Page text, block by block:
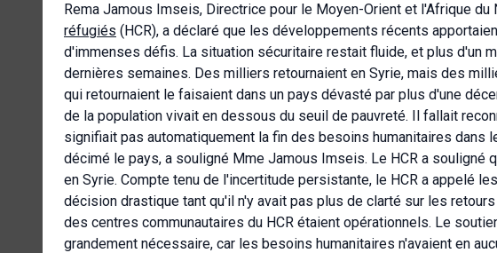
Rema Jamous Imseis, Directrice pour le Moyen-Orient et l'Afrique du
réfugiés (HCR), a déclaré que les développements récents
d'immenses défis. La situation sécuritaire restait fluide, et plus d'un
dernières semaines. Des milliers retournaient en Syrie, mais des
qui retournaient le faisaient dans un pays dévasté par plus d'une
de la population vivait en dessous du seuil de pauvreté. Il fallait
signifiait pas automatiquement la fin des besoins humanitaires dans
décimé le pays, a souligné Mme Jamous Imseis. Le HCR a souligné
en Syrie. Compte tenu de l'incertitude persistante, le HCR a appelé
décision drastique tant qu'il n'y avait pas plus de clarté sur les
des centres communautaires du HCR étaient opérationnels. Le
grandement nécessaire, car les besoins humanitaires n'avaient en